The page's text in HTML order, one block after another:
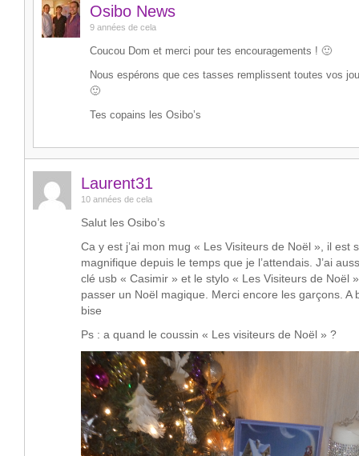
Osibo News
9 années de cela
Coucou Dom et merci pour tes encouragements ! 🙂
Nous espérons que ces tasses remplissent toutes vos
🙂
Tes copains les Osibo’s
Laurent31
10 années de cela
Salut les Osibo’s
Ca y est j’ai mon mug « Les Visiteurs de Noël », il est
magnifique depuis le temps que je l’attendais. J’ai
clé usb « Casimir » et le stylo « Les Visiteurs de Noël
passer un Noël magique. Merci encore les garçons. A
bise
Ps : a quand le coussin « Les visiteurs de Noël » ?